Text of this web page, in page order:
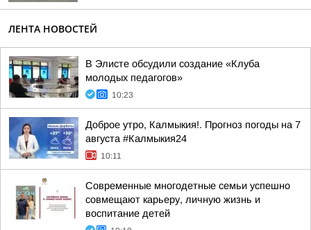
ЛЕНТА НОВОСТЕЙ
В Элисте обсудили создание «Клуба
молодых педагогов»
10:23
Доброе утро, Калмыкия!. Прогноз погоды на 7
августа #Калмыкия24
10:11
Современные многодетные семьи успешно
совмещают карьеру, личную жизнь и
воспитание детей